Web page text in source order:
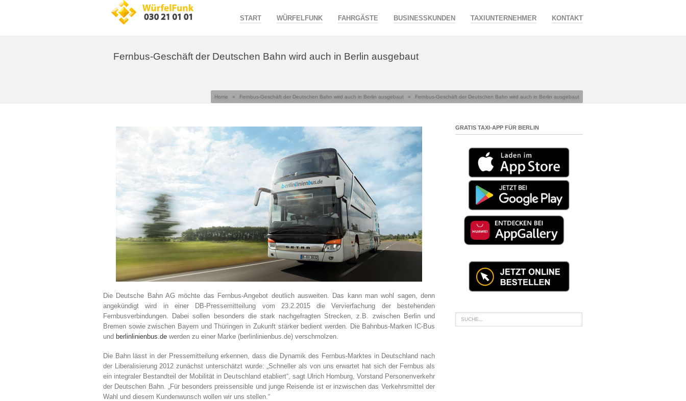
START WÜRFELFUNK FAHRGÄSTE BUSINESSKUNDEN TAXIUNTERNEHMER KONTAKT
Fernbus-Geschäft der Deutschen Bahn wird auch in Berlin ausgebaut
Home » Fernbus-Geschäft der Deutschen Bahn wird auch in Berlin ausgebaut » Fernbus-Geschäft der Deutschen Bahn wird auch in Berlin ausgebaut
Die Deutsche Bahn AG möchte das Fernbus-Angebot deutlich ausweiten. Das kann man wohl sagen, denn
angekündigt wird in einer DB-Pressemitteilung vom 23.2.2015 die Vervierfachung der bestehenden
Fernbusverbindungen. Dabei sollen besonders die stark nachgefragten Strecken, z.B. zwischen Berlin und
Bremen sowie zwischen Bayern und Thüringen in Zukunft stärker bedient werden. Die Bahnbus-Marken IC-Bus
und berlinlinienbus.de werden zu einer Marke (berlinlinienbus.de) verschmolzen.
Die Bahn lässt in der Pressemitteilung erkennen, dass die Dynamik des Fernbus-Marktes in Deutschland nach
der Liberalisierung 2012 zunächst unterschätzt wurde: „Schneller als von uns erwartet hat sich der Fernbus als
ein integraler Bestand­teil der Mobilität in Deutschland etabliert“, sagt Ulrich Homburg, Vorstand Personenverkehr
der Deutschen Bahn. „Für besonders preissensible und junge Reisende ist er inzwischen das Verkehrsmittel der
Wahl und diesem Kunden­wunsch wollen wir uns stellen.“
GRATIS TAXI-APP FÜR BERLIN